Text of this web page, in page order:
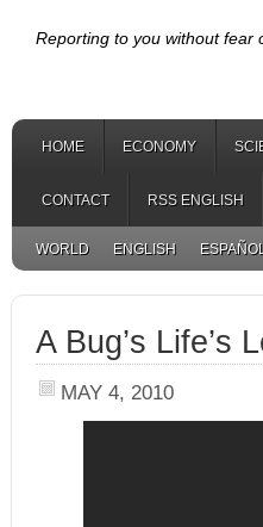
Reporting to you without fear
HOME ECONOMY
CONTACT RSS ENGLISH
WORLD ENGLISH
A Bug’s Life’s
MAY 4, 2010